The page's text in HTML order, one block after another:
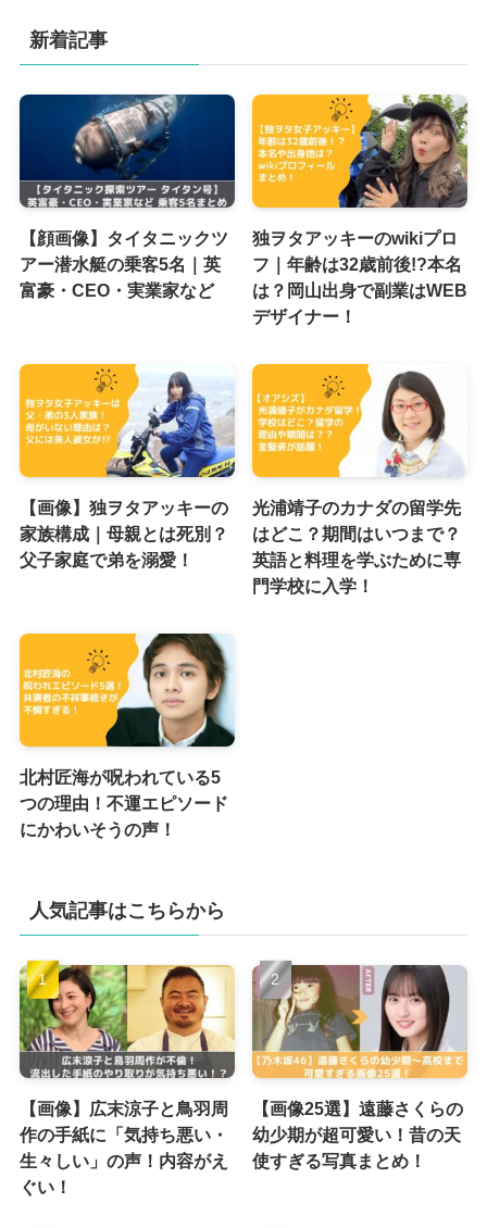
新着記事
【顔画像】タイタニックツ
アー潜水艇の乗客5名｜英
富豪・CEO・実業家など
独ヲタアッキーのwikiプロ
フ｜年齢は32歳前後!?本名
は？岡山出身で副業はWEB
デザイナー！
【画像】独ヲタアッキーの
家族構成｜母親とは死別？
父子家庭で弟を溺愛！
光浦靖子のカナダの留学先
はどこ？期間はいつまで？
英語と料理を学ぶために専
門学校に入学！
北村匠海が呪われている5
つの理由！不運エピソード
にかわいそうの声！
人気記事はこちらから
【画像】広末涼子と鳥羽周
作の手紙に「気持ち悪い・
生々しい」の声！内容がえ
ぐい！
【画像25選】遠藤さくらの
幼少期が超可愛い！昔の天
使すぎる写真まとめ！